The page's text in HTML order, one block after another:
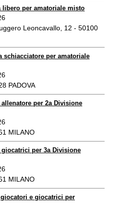
libero per amatoriale misto
Leoncavallo, 12 - 50100
schiacciatore per amatoriale
PADOVA
per 2a Divisione
MILANO
giocatrici per 3a Divisione
MILANO
giocatori e giocatrici per